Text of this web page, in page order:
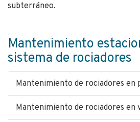
subterráneo.
Mantenimiento
sistema de rociadores
Mantenimiento de rociadores en
Mantenimiento de rociadores en